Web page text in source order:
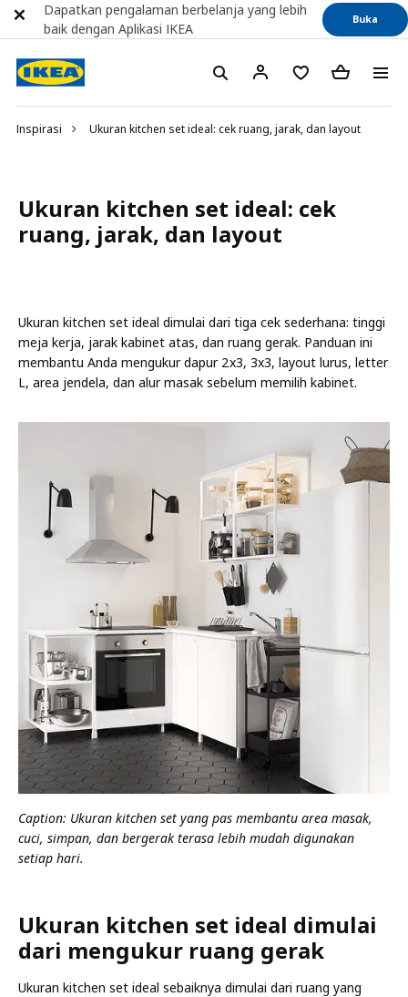
Inspirasi Ukuran kitchen set ideal: cek ruang, jarak, dan layout
Ukuran kitchen set ideal: cek
ruang, jarak, dan layout
Ukuran kitchen set ideal dimulai dari tiga cek sederhana: tinggi
meja kerja, jarak kabinet atas, dan ruang gerak. Panduan ini
membantu Anda mengukur dapur 2x3, 3x3, layout lurus, letter
L, area jendela, dan alur masak sebelum memilih kabinet.
Caption: Ukuran kitchen set yang pas membantu area masak,
cuci, simpan, dan bergerak terasa lebih mudah digunakan
setiap hari.
Ukuran kitchen set ideal dimulai
dari mengukur ruang gerak
Ukuran kitchen set ideal sebaiknya dimulai dari ruang yang
Dapatkan pengalaman berbelanja yang lebih
baik dengan Aplikasi IKEA
Buka